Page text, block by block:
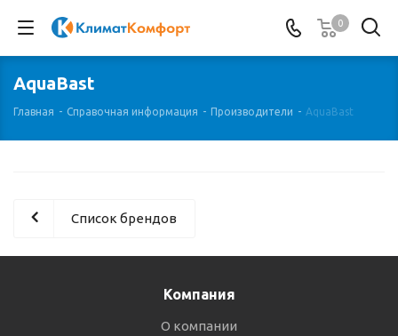
0
AquaBast
Главная - Справочная информация - Производители - AquaBast
Список брендов
Компания
О компании